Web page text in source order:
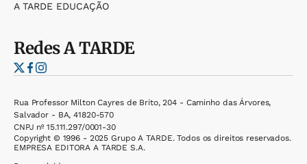
A TARDE EDUCAÇÃO
RedesA TARDE
Rua Professor Milton Cayres de Brito, 204 - Caminho das Árvores,
Salvador - BA, 41820-570
CNPJ nº 15.111.297/0001-30
Copyright © 1996 - 2025 Grupo A TARDE. Todos os direitos reservados.
EMPRESA EDITORA A TARDE S.A.